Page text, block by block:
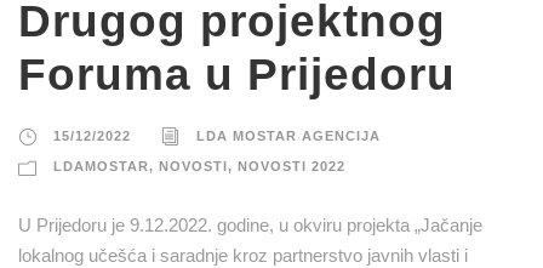
Drugog projektnog
Foruma u Prijedoru
15/12/2022 LDA MOSTAR AGENCIJA
LDAMOSTAR, NOVOSTI, NOVOSTI 2022
U Prijedoru je 9.12.2022. godine, u okviru projekta „Jačanje
lokalnog učešća i saradnje kroz partnerstvo javnih vlasti i